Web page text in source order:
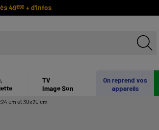
49€90 + d'infos
On reprend vos
appareils
TV
Image Son
cm et 30x20 cm